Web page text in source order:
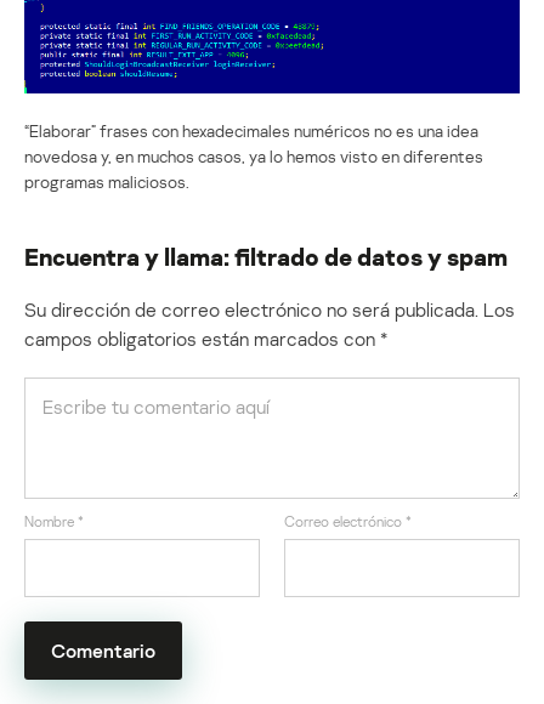
“Elaborar” frases con hexadecimales numéricos no es una idea
novedosa y, en muchos casos, ya lo hemos visto en diferentes
programas maliciosos.
Encuentra y llama: filtrado de datos y spam
Su dirección de correo electrónico no será publicada. Los
campos obligatorios están marcados con *
Nombre * Correo electrónico *